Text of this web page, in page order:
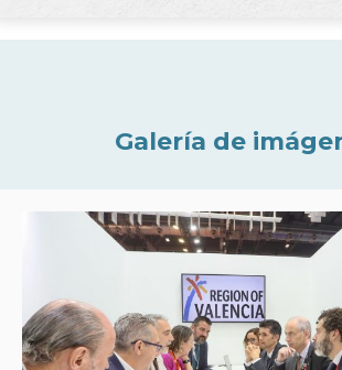
Galería de